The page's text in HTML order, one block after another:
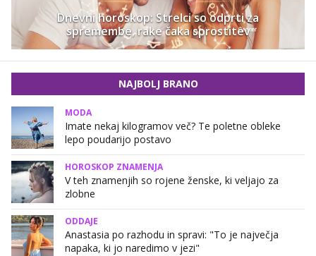
Dnevni horoskop: Strelci so odprti za
spremembe, rake čaka sprostitev
NAJBOLJ BRANO
MODA
Imate nekaj kilogramov več? Te poletne obleke
lepo poudarijo postavo
HOROSKOP ZNAMENJA
V teh znamenjih so rojene ženske, ki veljajo za
zlobne
ODDAJE
Anastasia po razhodu in spravi: "To je največja
napaka, ki jo naredimo v jezi"